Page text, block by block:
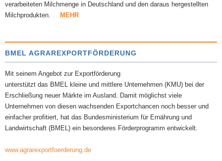
verarbeiteten Milchmenge in Deutschland und den daraus hergestellten
Milchprodukten.
MEHR
BMEL AGRAREXPORTFÖRDERUNG
Mit seinem Angebot zur Exportförderung
unterstützt das BMEL kleine und mittlere Unternehmen (KMU) bei der
Erschließung neuer Märkte im Ausland. Damit möglichst viele
Unternehmen von diesen wachsenden Exportchancen noch besser und
einfacher profitiert, hat das Bundesministerium für Ernährung und
Landwirtschaft (BMEL) ein besonderes Förderprogramm entwickelt.
www.agrarexportfoerderung.de